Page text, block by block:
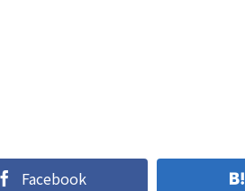
Facebook